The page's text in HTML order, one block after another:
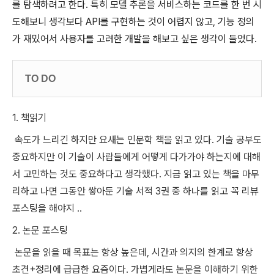
를 탐색하려고 한다. 특히 모델 추론을 서비스하는 코드를 한 번 시
도해보니 생각보다 API를 구현하는 것이 어렵지 않고, 기능 정의
가 재밌어서 사용자를 고려한 개발을 해보고 싶은 생각이 들었다.
TO DO
1. 책읽기
속도가 느리긴 하지만 요새는 인문학 책을 읽고 있다. 기술 공부도
중요하지만 이 기술이 사람들에게 어떻게 다가가야 하는지에 대해
서 고민하는 것도 중요하다고 생각했다. 지금 읽고 있는 책을 마무
리하고 나면 그동안 쌓아둔 기술 서적 3권 중 하나를 읽고 꼭 리뷰
포스팅을 해야지 ..
2. 논문 포스팅
논문을 읽을 때 목표는 항상 높은데, 시간과 의지의 한계로 항상
초견+정리에 급급한 요즘이다. 가볍게라도 논문을 이해하기 위한